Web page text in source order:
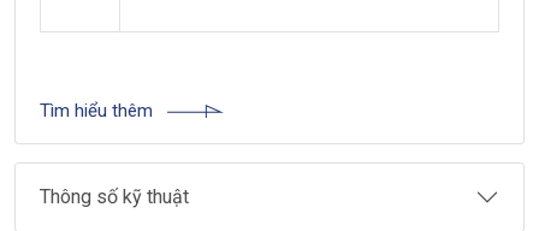
Tìm hiểu thêm
Thông số kỹ thuật